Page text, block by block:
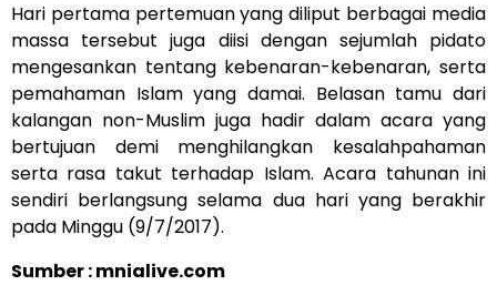
Hari pertama pertemuan yang diliput berbagai media
massa tersebut juga diisi dengan sejumlah pidato
mengesankan tentang kebenaran-kebenaran, serta
pemahaman Islam yang damai. Belasan tamu dari
kalangan non-Muslim juga hadir dalam acara yang
bertujuan demi menghilangkan kesalahpahaman
serta rasa takut terhadap Islam. Acara tahunan ini
sendiri berlangsung selama dua hari yang berakhir
pada Minggu (9/7/2017).
Sumber : mnialive.com